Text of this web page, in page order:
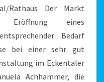
Rathaus Der Markt
eines
Bedarf
bei einer sehr gut
im Eckentaler
Achhammer, die